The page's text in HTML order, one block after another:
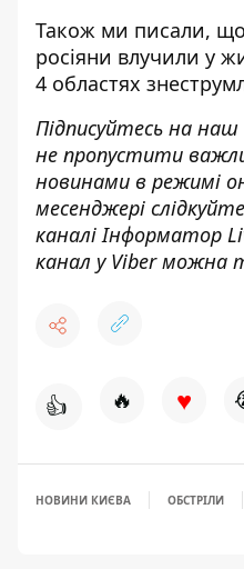
Також ми писали,
росіяни влучили у
4 областях
Підписуйтесь на наш
не пропустити
новинами в режимі
месенджері
каналіІнформатор
канал у Viber можна
👍 🔥 ♥
НОВИНИ КИЄВА ОБСТРІЛИ